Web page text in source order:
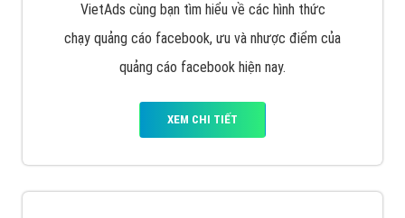
VietAds cùng bạn tìm hiểu về các hình thức
chạy quảng cáo facebook, ưu và nhược điểm của
quảng cáo facebook hiện nay.
XEM CHI TIẾT